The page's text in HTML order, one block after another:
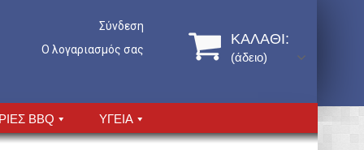
Σύνδεση
Ο λογαριασμός σας
ΚΑΛΆΘΙ:
(άδειο)
BBQ ΥΓΕΙΑ